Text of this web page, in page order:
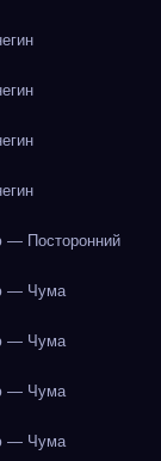
— Посторонний
— Чума
— Чума
— Чума
— Чума